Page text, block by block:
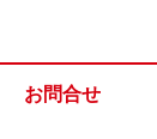
お問合せ